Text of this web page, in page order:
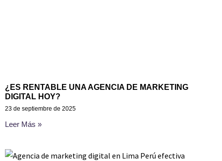
¿ES RENTABLE UNA AGENCIA DE MARKETING
DIGITAL HOY?
23 de septiembre de 2025
Leer Más »